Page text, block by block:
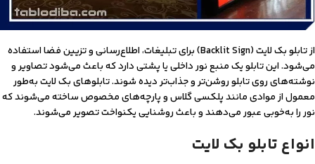
از تابلو بک لایت (Backlit Sign) برای تبلیغات، اطلاع‌رسانی و تزیین فضا استفاده
می‌شود. این تابلو یک منبع نور داخلی یا پشتی دارد که باعث می‌شود تصاویر و
نوشته‌های روی تابلو روشن‌تر‌ و جذاب‌تر دیده شوند. تابلوهای بک لایت به‌طور
معمول از موادی مانند پلکسی گلاس و پارچه‌های مخصوص ساخته می‌شوند که
نور را به‌خوبی عبور می‌دهند و باعث روشنایی یکنواخت تصویر می‌شوند.
انواع تابلو بک لایت